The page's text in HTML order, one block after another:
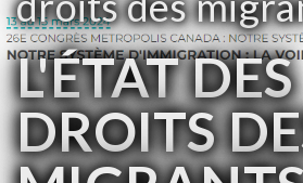
L'ÉTAT DES
DROITS